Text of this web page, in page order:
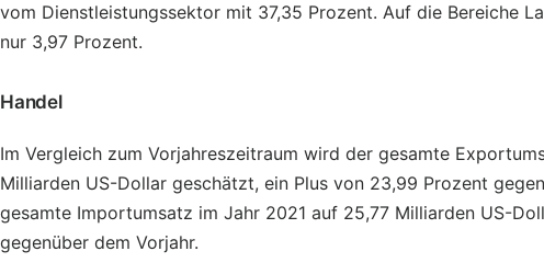
vom Dienstleistungssektor mit 37,35 Prozent. Auf die Bereiche
nur 3,97 Prozent.
Handel
Im Vergleich zum Vorjahreszeitraum wird der gesamte
Milliarden US-Dollar geschätzt, ein Plus von 23,99 Prozent
gesamte Importumsatz im Jahr 2021 auf 25,77 Milliarden US-
gegenüber dem Vorjahr.